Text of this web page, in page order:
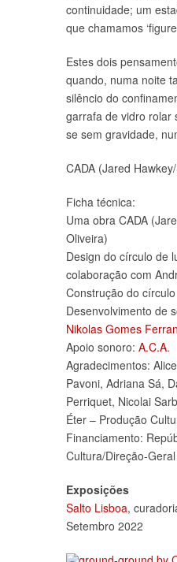
continuidade; um
que chamamos
Estes dois
quando, numa noite
silêncio do
garrafa de vidro rolar
se sem gravidade,
CADA (Jared
Ficha técnica:
Uma obra CADA
Oliveira)
Design do círculo de
colaboração com
Construção do
Desenvolvimento de
Nikolas Gomes
Apoio sonoro: A.C.A.
Agradecimentos:
Pavoni, Adriana Sá,
Perriquet, Nicolai
Éter – Produção
Financiamento:
Cultura/Direção-
Exposições
Salto Lisboa,
Setembro 2022